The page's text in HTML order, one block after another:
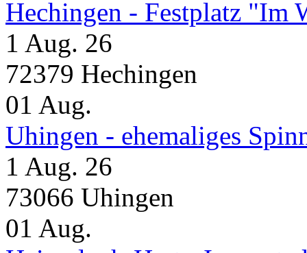
Hechingen - Festplatz "Im
1 Aug. 26
72379 Hechingen
01 Aug.
Uhingen - ehemaliges
1 Aug. 26
73066 Uhingen
01 Aug.